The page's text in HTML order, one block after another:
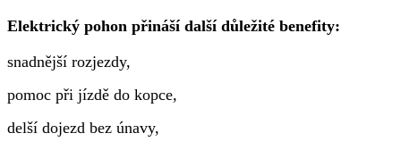
Elektrický pohon přináší další důležité benefity:
snadnější rozjezdy,
pomoc při jízdě do kopce,
delší dojezd bez únavy,